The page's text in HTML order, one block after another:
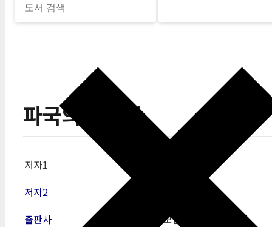
파국의 지형학
저자1
저자2
출판사
자음과모음